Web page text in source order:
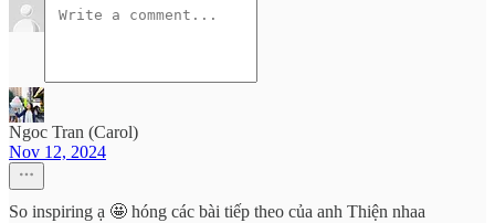
Ngoc Tran (Carol)
Nov 12, 2024
So inspiring ạ 🤩 hóng các bài tiếp theo của anh Thiện nhaa